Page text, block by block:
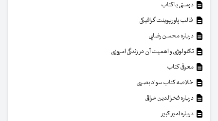
دوستی با کتاب
قالب پاورپوینت گرافیکی
درباره محسن رضایی
تکنولوژی و اهمیت آن در زندگی امروزی
معرفی کتاب
خلاصه کتاب سواد بصری
درباره فخرالدین عراقی
درباره امیر کبیر